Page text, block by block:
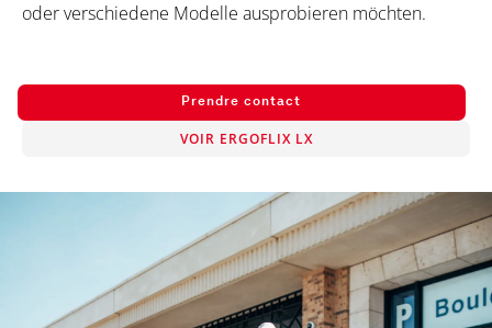
oder verschiedene Modelle ausprobieren möchten.
Prendre contact
VOIR ERGOFLIX LX